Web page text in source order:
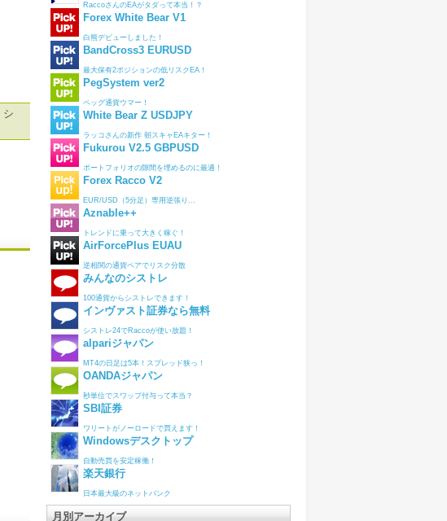
シ
RaccoさんのEAがタダって本当！？
Forex White Bear V1
白熊デビューしました！
BandCross3 EURUSD
最大保有2ポジションの低リスクEA！
PegSystem ver2
ペッグ通貨ウマー！
White Bear Z USDJPY
ラッコさんの新作 朝スキャEAキター！
Fukurou V2.5 GBPUSD
ポートフォリオの隙間を埋めるのに最適！
Forex Racco V2
EUR/USD（5分足）専用逆張り...
Aznable++
トレンドに乗って大きく稼ぐ！
AirForcePlus EUAU
逆相関の通貨ペアでリスク分散
みんなのシストレ
100通貨からシストレできます！
インヴァスト証券なら無料
シストレ24でRaccoが使い放題！
alpariジャパン
MT4の日足は5本！スプレッド狭っ！
OANDAジャパン
秒単位でスワップ付与って本当？
SBI証券
ワリートがノーロードで買えます！
Windowsデスクトップ
自動売買を安定稼働！
楽天銀行
日本最大級のネットバンク
月別アーカイブ